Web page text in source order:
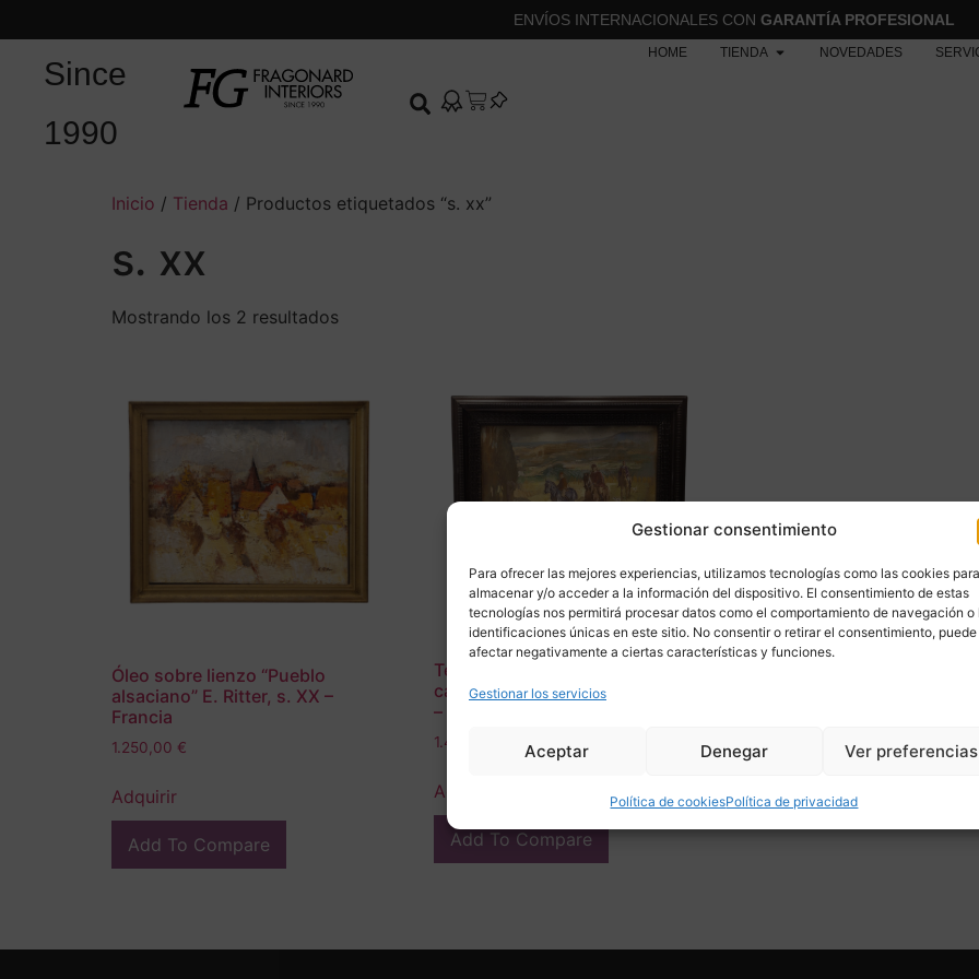
Gestionar consentimiento
Para ofrecer las mejores experiencias, utilizamos tecnologías como las cookies para
almacenar y/o acceder a la información del dispositivo. El consentimiento de estas
tecnologías nos permitirá procesar datos como el comportamiento de navegación o
identificaciones únicas en este sitio. No consentir o retirar el consentimiento, puede
afectar negativamente a ciertas características y funciones.
Gestionar los servicios
Aceptar Denegar Ver preferencias
Política de cookiesPolítica de privacidad
ENVÍOS INTERNACIONALES CON GARANTÍA PROFESIONAL
Since
1990
HOME TIENDA NOVEDADES
Inicio / Tienda / Productos etiquetados “s. xx”
s. xx
Mostrando los 2 resultados
Óleo sobre lienzo “Pueblo
alsaciano” E. Ritter, s. XX –
Francia
1.250,00 €
Adquirir
Add To Compare
Temple sobre cartulina, “Día de
caza”, Pedro Mozos (1915-1982)
– Escuela Madrileña
1.490,00
Adquirir
Add To Compare